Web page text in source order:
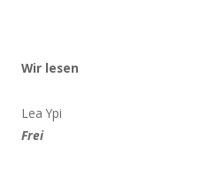
Wir lesen
Lea Ypi
Frei